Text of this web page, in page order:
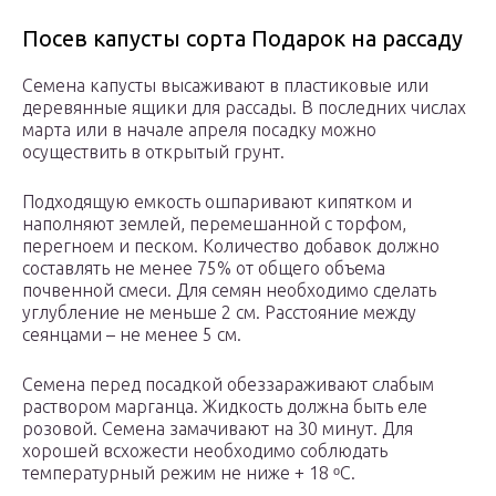
Посев капусты сорта Подарок на рассаду
Семена капусты высаживают в пластиковые или
деревянные ящики для рассады. В последних числах
марта или в начале апреля посадку можно
осуществить в открытый грунт.
Подходящую емкость ошпаривают кипятком и
наполняют землей, перемешанной с торфом,
перегноем и песком. Количество добавок должно
составлять не менее 75% от общего объема
почвенной смеси. Для семян необходимо сделать
углубление не меньше 2 см. Расстояние между
сеянцами – не менее 5 см.
Семена перед посадкой обеззараживают слабым
раствором марганца. Жидкость должна быть еле
розовой. Семена замачивают на 30 минут. Для
хорошей всхожести необходимо соблюдать
температурный режим не ниже + 18 ᵒС.